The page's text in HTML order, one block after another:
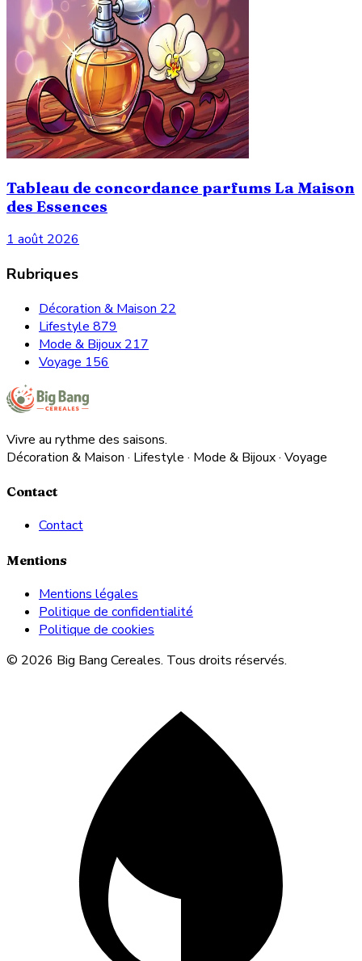
Tableau de concordance parfums La Maison
des Essences
1 août 2026
Rubriques
Décoration & Maison 22
Lifestyle 879
Mode & Bijoux 217
Voyage 156
Vivre au rythme des saisons.
Décoration & Maison · Lifestyle · Mode & Bijoux · Voyage
Contact
Contact
Mentions
Mentions légales
Politique de confidentialité
Politique de cookies
© 2026 Big Bang Cereales. Tous droits réservés.